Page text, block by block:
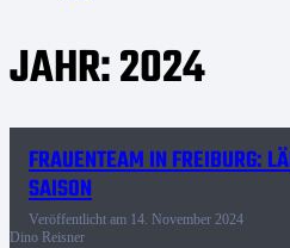
JAHR:2024
FRAUENTEAM IN FREIBURG:
SAISON
Veröffentlicht am 14. November 2024
Dino Reisner